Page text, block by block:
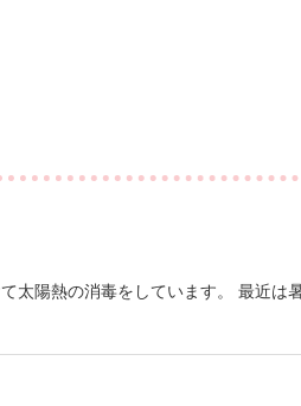
太陽熱の消毒をしています。 最近は